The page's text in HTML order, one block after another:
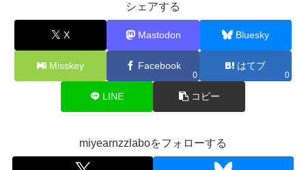
シェアする
X Mastodon Bluesky
Misskey Facebook
0
はてブ
0
LINE コピー
miyearnzzlaboをフォローする